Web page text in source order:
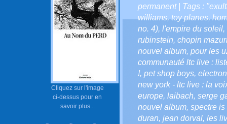
Cliquez sur l'image
ci-dessus pour en
savoir plus...
permanent| Tags :
williams,toy planes,
no. 4), l'empire du soleil,
rubinstein, chopin
nouvel album, pour les
communauté ltc live :
!, pet shop boys,
new york - ltc live : la
europe, laibach, serge
nouvel album, spectre
duran, jean dorval, les